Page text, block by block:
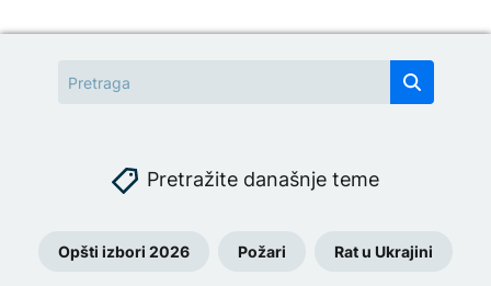
Pretražite današnje teme
Opšti izbori 2026 Požari Rat u Ukrajini